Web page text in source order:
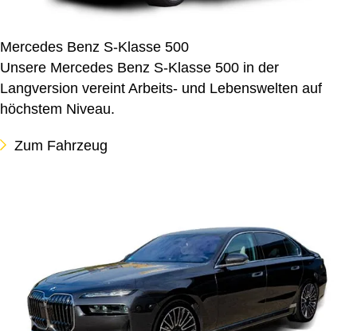
Mercedes Benz S-Klasse 500
Unsere Mercedes Benz S-Klasse 500 in der
Langversion vereint Arbeits- und Lebenswelten auf
höchstem Niveau.
Zum Fahrzeug